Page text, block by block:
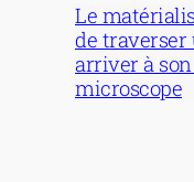
Le
de traverser
arriver à
microscope